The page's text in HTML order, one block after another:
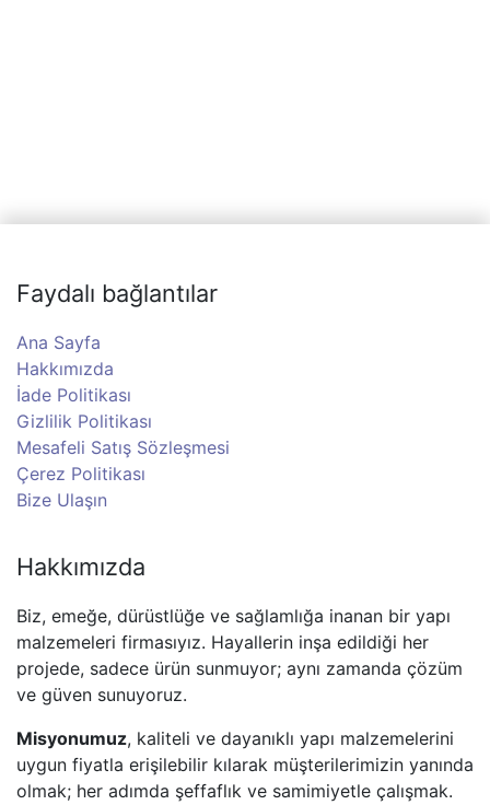
Faydalı bağlantılar
Ana Sayfa
Hakkımızda
İade Politikası
Gizlilik Politikası
Mesafeli Satış Sözleşmesi
Çerez Politikası
Bize Ulaşın
Hakkımızda
Biz, emeğe, dürüstlüğe ve sağlamlığa inanan bir yapı
malzemeleri firmasıyız. Hayallerin inşa edildiği her
projede, sadece ürün sunmuyor; aynı zamanda çözüm
ve güven sunuyoruz.
Misyonumuz, kaliteli ve dayanıklı yapı malzemelerini
uygun fiyatla erişilebilir kılarak müşterilerimizin yanında
olmak; her adımda şeffaflık ve samimiyetle çalışmak.